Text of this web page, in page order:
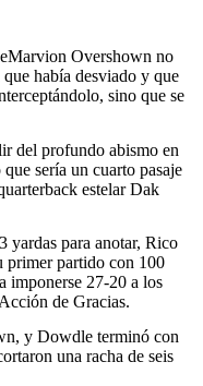
Overshown no
había desviado y que
sino que se
del profundo abismo en
sería un cuarto pasaje
estelar Dak
yardas para anotar, Rico
primer partido con 100
imponerse 27-20 a los
de Gracias.
y Dowdle terminó con
una racha de seis